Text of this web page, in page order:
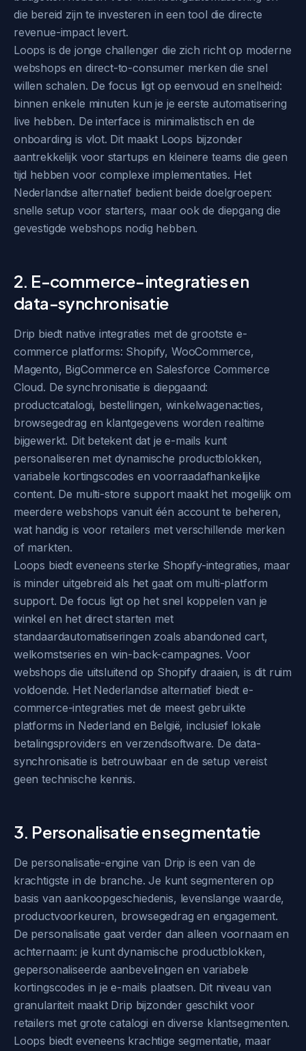
die bereid zijn te investeren in een tool die directe
revenue-impact levert.
Loops is de jonge challenger die zich richt op moderne
webshops en direct-to-consumer merken die snel
willen schalen. De focus ligt op eenvoud en snelheid:
binnen enkele minuten kun je je eerste automatisering
live hebben. De interface is minimalistisch en de
onboarding is vlot. Dit maakt Loops bijzonder
aantrekkelijk voor startups en kleinere teams die geen
tijd hebben voor complexe implementaties. Het
Nederlandse alternatief bedient beide doelgroepen:
snelle setup voor starters, maar ook de diepgang die
gevestigde webshops nodig hebben.
2. E-commerce-integraties en
data-synchronisatie
Drip biedt native integraties met de grootste e-
commerce platforms: Shopify, WooCommerce,
Magento, BigCommerce en Salesforce Commerce
Cloud. De synchronisatie is diepgaand:
productcatalogi, bestellingen, winkelwagenacties,
browsegedrag en klantgegevens worden realtime
bijgewerkt. Dit betekent dat je e-mails kunt
personaliseren met dynamische productblokken,
variabele kortingscodes en voorraadafhankelijke
content. De multi-store support maakt het mogelijk om
meerdere webshops vanuit één account te beheren,
wat handig is voor retailers met verschillende merken
of markten.
Loops biedt eveneens sterke Shopify-integraties, maar
is minder uitgebreid als het gaat om multi-platform
support. De focus ligt op het snel koppelen van je
winkel en het direct starten met
standaardautomatiseringen zoals abandoned cart,
welkomstseries en win-back-campagnes. Voor
webshops die uitsluitend op Shopify draaien, is dit ruim
voldoende. Het Nederlandse alternatief biedt e-
commerce-integraties met de meest gebruikte
platforms in Nederland en België, inclusief lokale
betalingsproviders en verzendsoftware. De data-
synchronisatie is betrouwbaar en de setup vereist
geen technische kennis.
3. Personalisatie en segmentatie
De personalisatie-engine van Drip is een van de
krachtigste in de branche. Je kunt segmenteren op
basis van aankoopgeschiedenis, levenslange waarde,
productvoorkeuren, browsegedrag en engagement.
De personalisatie gaat verder dan alleen voornaam en
achternaam: je kunt dynamische productblokken,
gepersonaliseerde aanbevelingen en variabele
kortingscodes in je e-mails plaatsen. Dit niveau van
granulariteit maakt Drip bijzonder geschikt voor
retailers met grote catalogi en diverse klantsegmenten.
Loops biedt eveneens krachtige segmentatie, maar